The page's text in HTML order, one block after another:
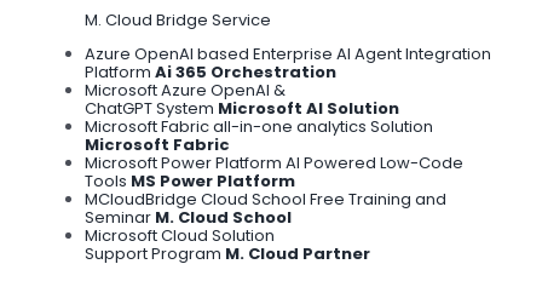
M. Cloud Bridge Service
Azure OpenAI based Enterprise AI Agent Integration
Platform Ai 365 Orchestration
Microsoft Azure OpenAI &
ChatGPT System Microsoft AI Solution
Microsoft Fabric all-in-one analytics Solution
Microsoft Fabric
Microsoft Power Platform AI Powered Low-Code
Tools MS Power Platform
MCloudBridge Cloud School Free Training and
Seminar M. Cloud School
Microsoft Cloud Solution
Support Program M. Cloud Partner